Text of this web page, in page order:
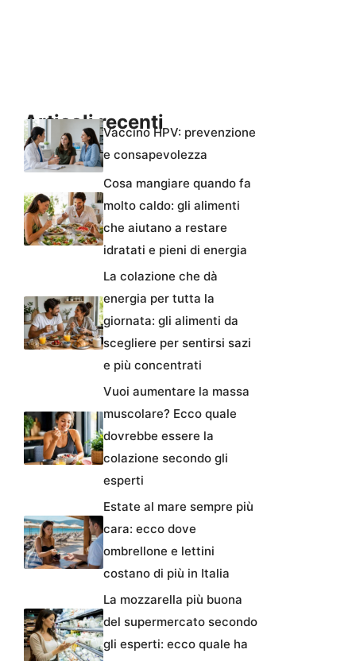
Articoli recentiVaccino HPV: prevenzione
e consapevolezza
Cosa mangiare quando fa
molto caldo: gli alimenti
che aiutano a restare
idratati e pieni di energia
La colazione che dà
energia per tutta la
giornata: gli alimenti da
scegliere per sentirsi sazi
e più concentrati
Vuoi aumentare la massa
muscolare? Ecco quale
dovrebbe essere la
colazione secondo gli
esperti
Estate al mare sempre più
cara: ecco dove
ombrellone e lettini
costano di più in Italia
La mozzarella più buona
del supermercato secondo
gli esperti: ecco quale ha